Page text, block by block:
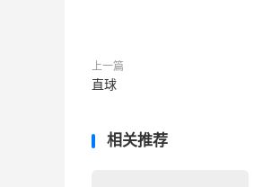
上一篇
直球
相关推荐